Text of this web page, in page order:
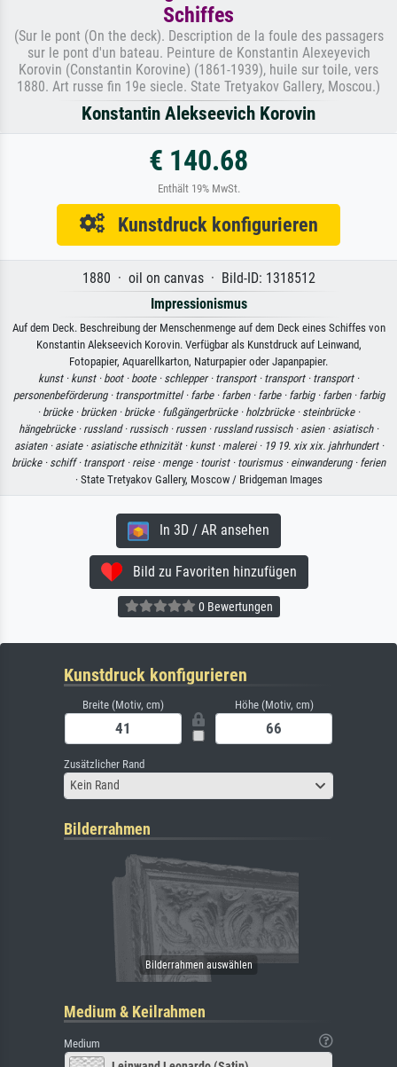
Schiffes
(Sur le pont (On the deck). Description de la foule des passagers
sur le pont d'un bateau. Peinture de Konstantin Alexeyevich
Korovin (Constantin Korovine) (1861-1939), huile sur toile, vers
1880. Art russe fin 19e siecle. State Tretyakov Gallery, Moscou.)
Konstantin Alekseevich Korovin
€ 140.68
Enthält 19% MwSt.
Kunstdruck konfigurieren
1880 · oil on canvas · Bild-ID: 1318512
Impressionismus
Auf dem Deck. Beschreibung der Menschenmenge auf dem Deck eines Schiffes von
Konstantin Alekseevich Korovin. Verfügbar als Kunstdruck auf Leinwand,
Fotopapier, Aquarellkarton, Naturpapier oder Japanpapier.
kunst · kunst · boot · boote · schlepper · transport · transport · transport ·
personenbeförderung · transportmittel · farbe · farben · farbe · farbig · farben · farbig
· brücke · brücken · brücke · fußgängerbrücke · holzbrücke · steinbrücke ·
hängebrücke · russland · russisch · russen · russland russisch · asien · asiatisch ·
asiaten · asiate · asiatische ethnizität · kunst · malerei · 19 19. xix xix. jahrhundert ·
brücke · schiff · transport · reise · menge · tourist · tourismus · einwanderung · ferien
· State Tretyakov Gallery, Moscow / Bridgeman Images
In 3D / AR ansehen
Bild zu Favoriten hinzufügen
0 Bewertungen
Kunstdruck konfigurieren
Breite (Motiv, cm) Höhe (Motiv, cm)
Zusätzlicher Rand
Kein Rand
Bilderrahmen
Medium & Keilrahmen
Medium